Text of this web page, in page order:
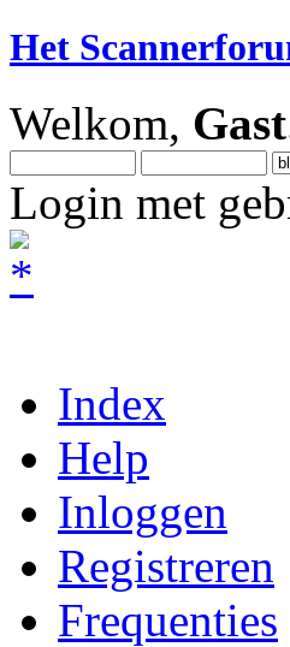
Het
Welkom, Gast
Login met
Index
Help
Inloggen
Registreren
Frequenties